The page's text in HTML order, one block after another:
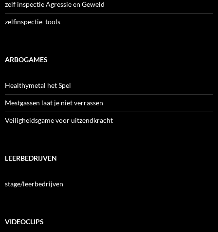
zelf inspectie Agressie en Geweld
zelfinspectie_tools
ARBOGAMES
Healthymetal het Spel
Mestgassen laat je niet verrassen
Veiligheidsgame voor uitzendkracht
LEERBEDRIJVEN
stage/leerbedrijven
VIDEOCLIPS